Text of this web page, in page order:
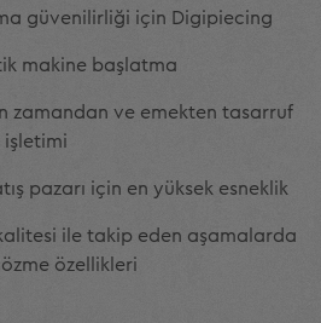
güvenilirliği için Digipiecing
makine başlatma
zamandan ve emekten tasarruf
işletimi
pazarı için en yüksek esneklik
ile takip eden aşamalarda
özellikleri